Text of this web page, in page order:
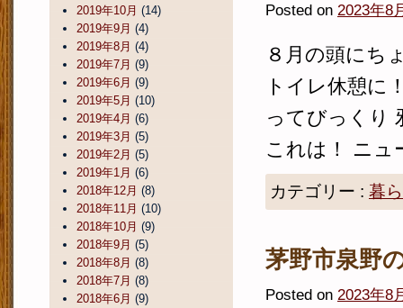
Posted on 2023年8
８月の頭にち
トイレ休憩に
ってびっくり
これは！ ニュ
カテゴリー : 暮
茅野市泉野
Posted on 2023年8
2019年10月 (14)
2019年9月 (4)
2019年8月 (4)
2019年7月 (9)
2019年6月 (9)
2019年5月 (10)
2019年4月 (6)
2019年3月 (5)
2019年2月 (5)
2019年1月 (6)
2018年12月 (8)
2018年11月 (10)
2018年10月 (9)
2018年9月 (5)
2018年8月 (8)
2018年7月 (8)
2018年6月 (9)